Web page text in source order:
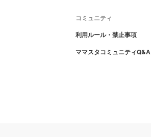
コミュニティ
利用ルール・禁止事項
ママスタコミュニティQ&A